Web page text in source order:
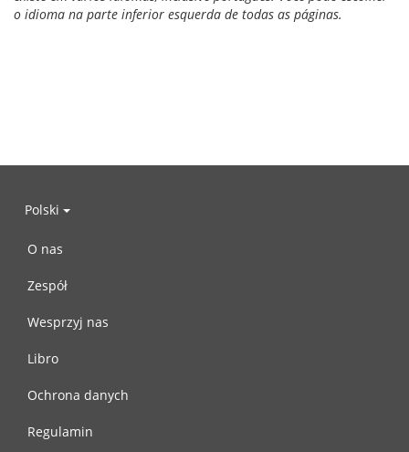
o idioma na parte inferior esquerda de todas as páginas.
Polski
O nas
Zespół
Wesprzyj nas
Libro
Ochrona danych
Regulamin